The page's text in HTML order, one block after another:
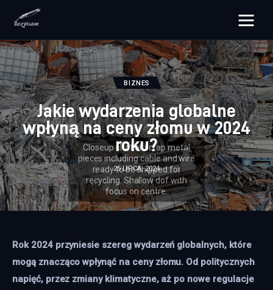
rozpisane.pl
Lifestyle
Zdrowie
Uroda
Dom i ogród
Więcej
BIZNES
Jakie wydarzenia globalne
wpłyną na ceny złomu w 2024
roku?
25 LIPCA, 2024
Rok 2024 przyniesie szereg wydarzeń globalnych, które
mogą znacząco wpłynąć na ceny złomu. Od politycznych
napięć, przez zmiany klimatyczne, aż po nowe regulacje